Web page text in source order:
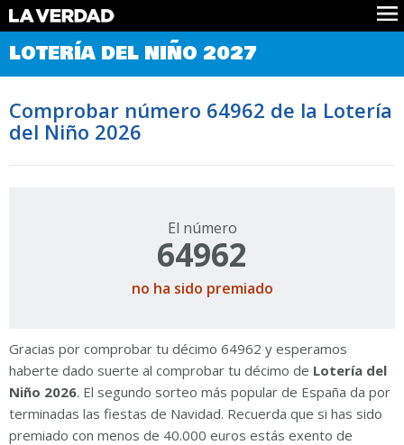
Comprobar Loteria del Niño
Premios
Noticias
Datos
Historia
LOTERÍA DEL NIÑO 2027
Comprobar número 64962 de la Lotería
del Niño 2026
El número
64962
no ha sido premiado
Gracias por comprobar tu décimo 64962 y esperamos
haberte dado suerte al comprobar tu décimo de Lotería del
Niño 2026. El segundo sorteo más popular de España da por
terminadas las fiestas de Navidad. Recuerda que si has sido
premiado con menos de 40.000 euros estás exento de